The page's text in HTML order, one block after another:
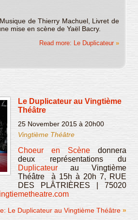
Musique de Thierry Machuel, Livret de
mise en scène de Yaël Bacry.
Read more: Le Duplicateur
Le Duplicateur au Vingtième
Théâtre
25 November 2015 à 20h00
Vingtième Théâtre
Choeur en Scène donnera
deux représentations du
Duplicateur au Vingtième
Théâtre à 15h à 20h 7, RUE
DES PLÂTRIÈRES | 75020
Le Duplicateur au Vingtième Théâtre